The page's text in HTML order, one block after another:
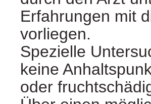
Erfahrungen mit
vorliegen.
Spezielle
keine
oder